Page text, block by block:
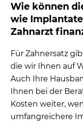
Wie können
wie
Zahnarzt
Für Zahnersatz
die wir Ihnen auf
Auch Ihre
Ihnen bei der
Kosten weiter,
umfangreichere